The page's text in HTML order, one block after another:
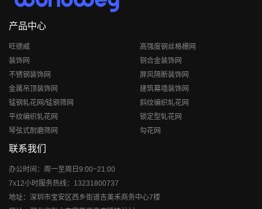
产品中心
旺德威
高强度钢丝格栅网
装饰网
铜合金装饰网
不锈钢装饰网
屏风隔断装饰网
金属吊顶装饰网
建筑幕墙装饰网
锰钢轧花网/锰钢筛网
斜纹编织轧花网
平纹编织轧花网
锁定型轧花网
琴弦式耐磨筛网
勾花网
联系我们
办公时间：周一至周日9:00~21:00
7x12小时服务热线：13231800737
地址：深圳市宝安区西乡街道吉美禾商务中心7楼